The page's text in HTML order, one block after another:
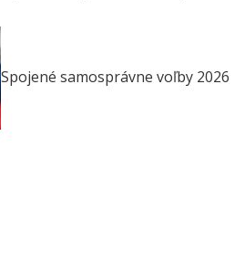
Spojené samosprávne voľby 2026